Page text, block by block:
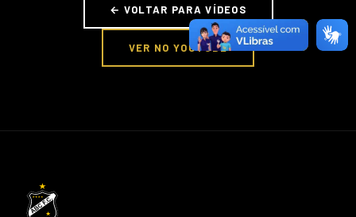
← VOLTAR PARA VÍDEOS
VER NO YOUTUBE